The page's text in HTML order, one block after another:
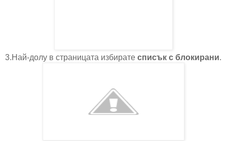
3.Най-долу в страницата избирате списък с блокирани.